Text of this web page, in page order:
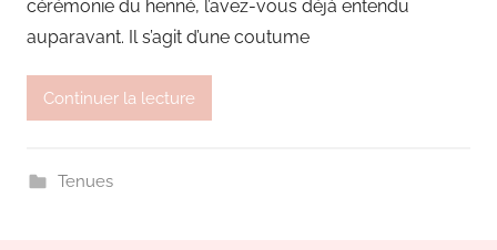
cérémonie du henné, l’avez-vous déjà entendu
auparavant. Il s’agit d’une coutume
Continuer la lecture
Tenues